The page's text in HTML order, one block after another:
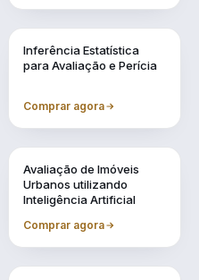
Inferência Estatística
para Avaliação e Perícia
Comprar agora
Avaliação de Imóveis
Urbanos utilizando
Inteligência Artificial
Comprar agora